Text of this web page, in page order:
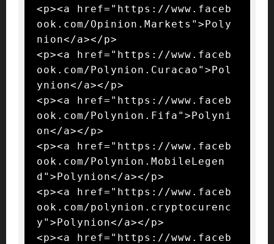
<p><a href="https://www.faceb
ook.com/Opinion.Markets">Poly
nion</a></p>
<p><a href="https://www.faceb
ook.com/Polynion.Curacao">Pol
ynion</a></p>
<p><a href="https://www.faceb
ook.com/Polynion.Fifa">Polyni
on</a></p>
<p><a href="https://www.faceb
ook.com/Polynion.MobileLegen
d">Polynion</a></p>
<p><a href="https://www.faceb
ook.com/polynion.cryptocurenc
y">Polynion</a></p>
<p><a href="https://www.faceb